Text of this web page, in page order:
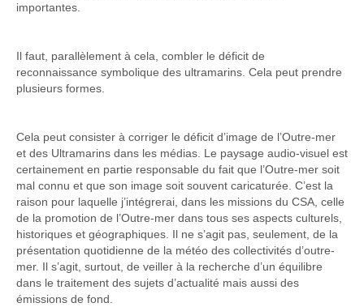
importantes.
Il faut, parallèlement à cela, combler le déficit de
reconnaissance symbolique des ultramarins. Cela peut prendre
plusieurs formes.
Cela peut consister à corriger le déficit d’image de l’Outre-mer
et des Ultramarins dans les médias. Le paysage audio-visuel est
certainement en partie responsable du fait que l’Outre-mer soit
mal connu et que son image soit souvent caricaturée. C’est la
raison pour laquelle j’intégrerai, dans les missions du CSA, celle
de la promotion de l’Outre-mer dans tous ses aspects culturels,
historiques et géographiques. Il ne s’agit pas, seulement, de la
présentation quotidienne de la météo des collectivités d’outre-
mer. Il s’agit, surtout, de veiller à la recherche d’un équilibre
dans le traitement des sujets d’actualité mais aussi des
émissions de fond.